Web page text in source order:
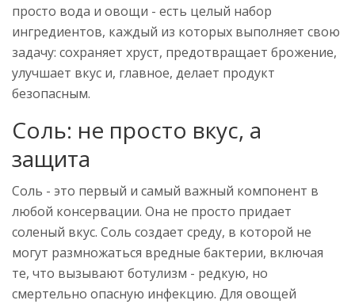
просто вода и овощи - есть целый набор
ингредиентов, каждый из которых выполняет свою
задачу: сохраняет хруст, предотвращает брожение,
улучшает вкус и, главное, делает продукт
безопасным.
Соль: не просто вкус, а
защита
Соль - это первый и самый важный компонент в
любой консервации. Она не просто придает
соленый вкус. Соль создает среду, в которой не
могут размножаться вредные бактерии, включая
те, что вызывают ботулизм - редкую, но
смертельно опасную инфекцию. Для овощей